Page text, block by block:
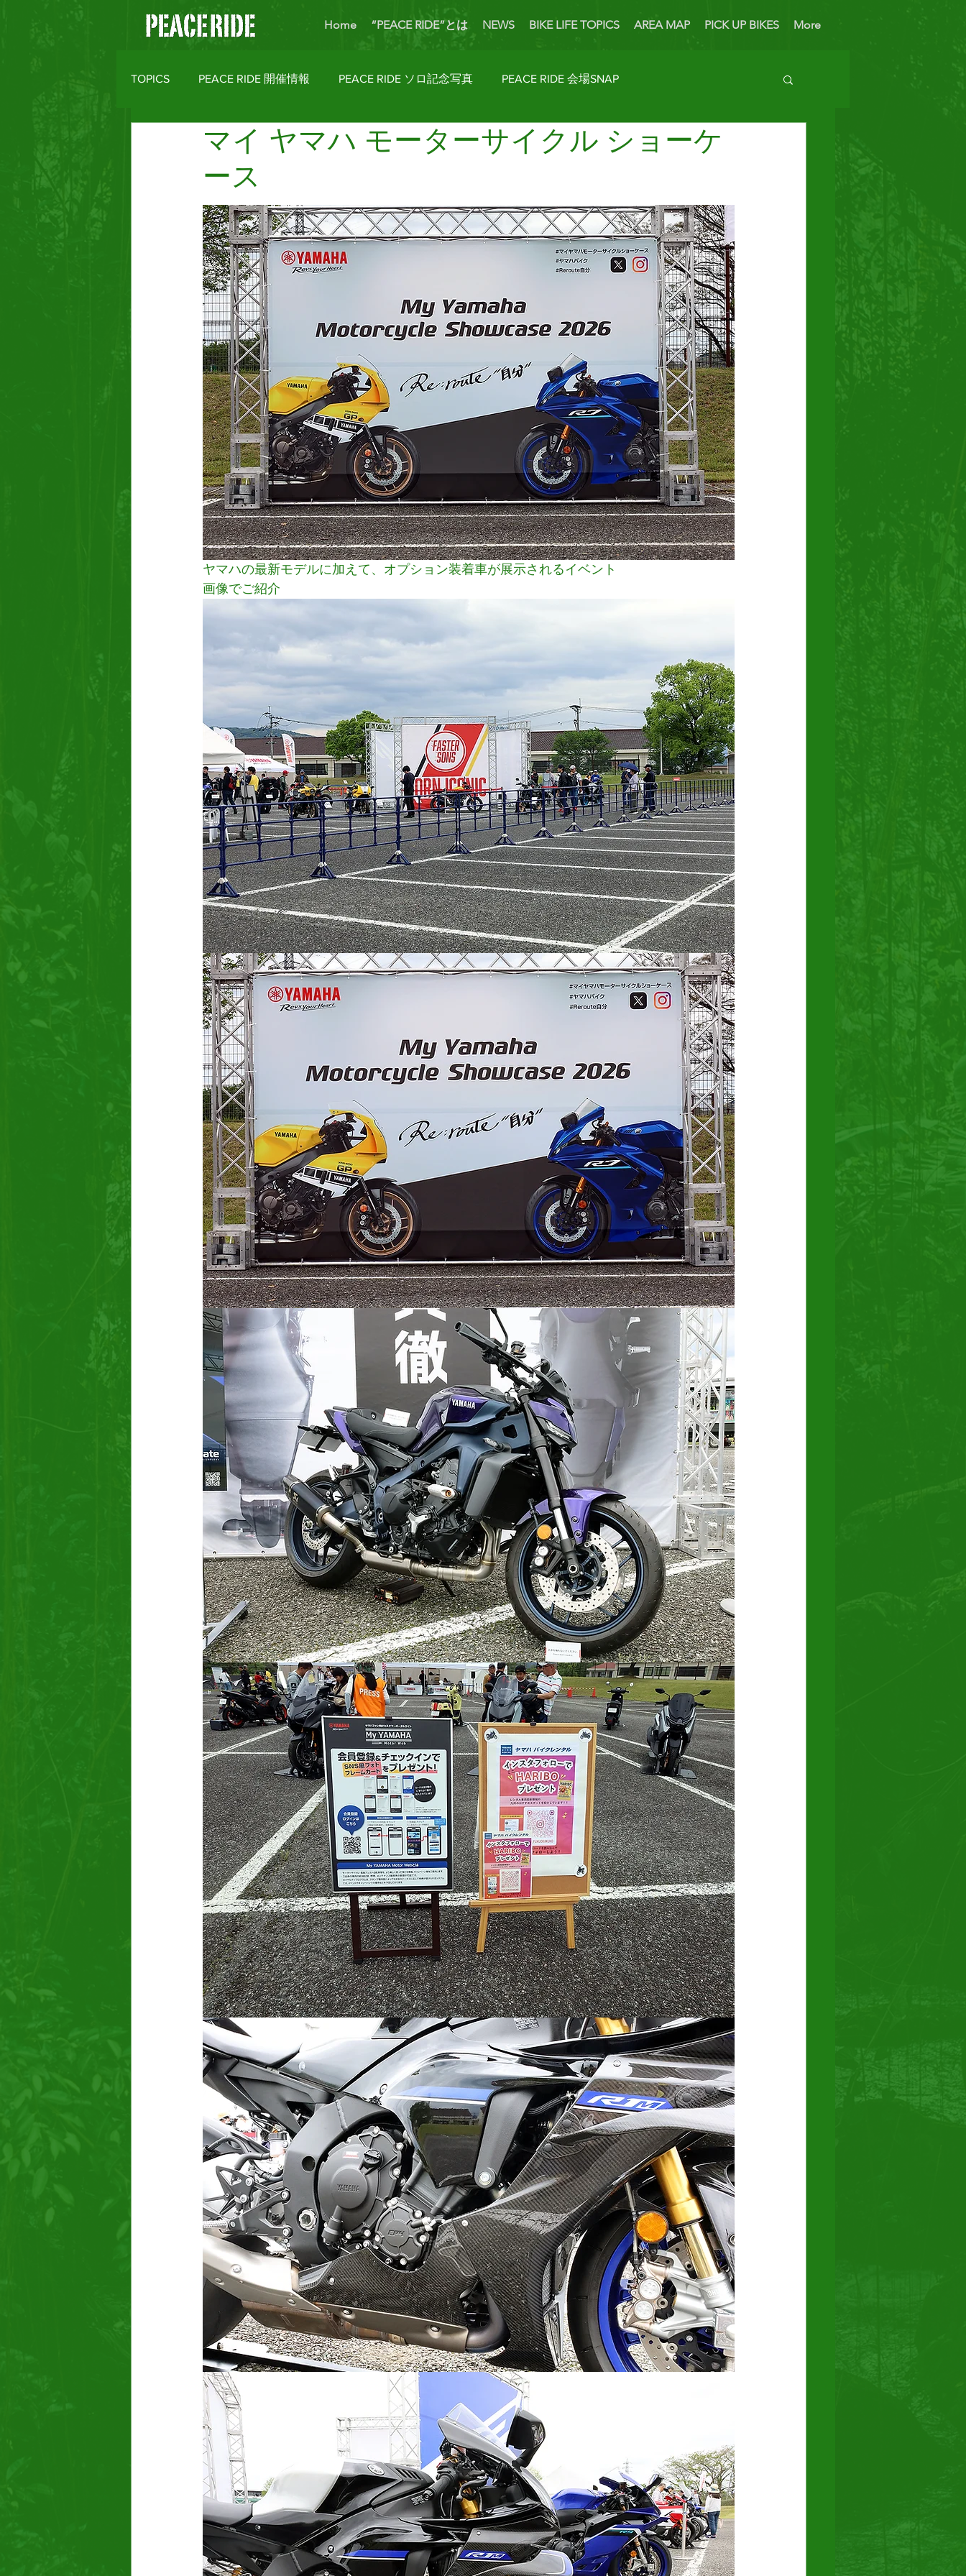
Home “PEACE RIDE”とは NEWS BIKE LIFE TOPICS AREA MAP PICK UP BIKES More
TOPICS PEACE RIDE 開催情報 PEACE RIDE ソロ記念写真 PEACE RIDE 会場SNAP
バイクライフトピックス Rider's Talk PICK UP BIKES ホームカミング Enjoy Bike
マイ ヤマハ モーターサイクル ショーケ
ース
ヤマハの最新モデルに加えて、オプション装着車が展示されるイベント
画像でご紹介